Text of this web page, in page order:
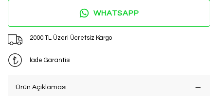
WHATSAPP
2000 TL Üzeri Ücretsiz Kargo
İade Garantisi
Ürün Açıklaması